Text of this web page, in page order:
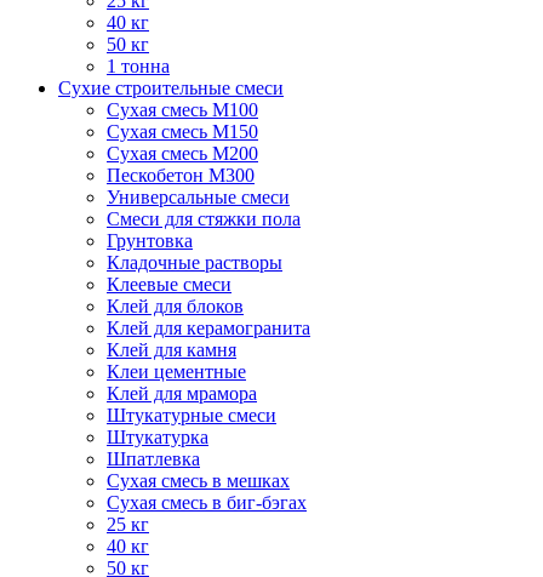
40 кг
50 кг
1 тонна
Сухие строительные смеси
Сухая смесь М100
Сухая смесь М150
Сухая смесь М200
Пескобетон М300
Универсальные смеси
Смеси для стяжки пола
Грунтовка
Кладочные растворы
Клеевые смеси
Клей для блоков
Клей для керамогранита
Клей для камня
Клеи цементные
Клей для мрамора
Штукатурные смеси
Штукатурка
Шпатлевка
Сухая смесь в мешках
Сухая смесь в биг-бэгах
25 кг
40 кг
50 кг